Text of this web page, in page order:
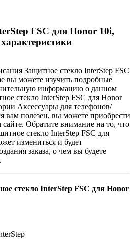
FSC для Honor 10i,
Защитное стекло InterStep FSC
вы можете изучить подробные
информацию о данном
стекло InterStep FSC для Honor
Аксессуары для телефонов/
вам полезен, вы можете приобрести
Обратите внимание на то, что
стекло InterStep FSC для
измениться и будет
заказа, о чем вы будете
стекло InterStep FSC для Honor